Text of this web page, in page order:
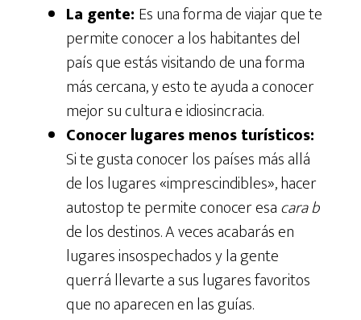
La gente: Es una forma de viajar que te
permite conocer a los habitantes del
país que estás visitando de una forma
más cercana, y esto te ayuda a conocer
mejor su cultura e idiosincracia.
Conocer lugares menos turísticos:
Si te gusta conocer los países más allá
de los lugares «imprescindibles», hacer
autostop te permite conocer esacara b
de los destinos. A veces acabarás en
lugares insospechados y la gente
querrá llevarte a sus lugares favoritos
que no aparecen en las guías.